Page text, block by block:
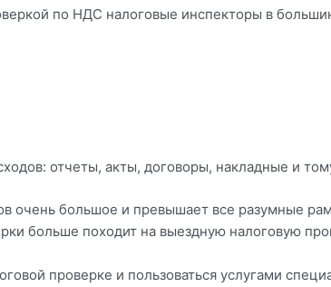
по НДС налоговые инспекторы в
отчеты, акты, договоры, накладные и
очень большое и превышает все разумные
больше походит на выездную налоговую
проверке и пользоваться услугами